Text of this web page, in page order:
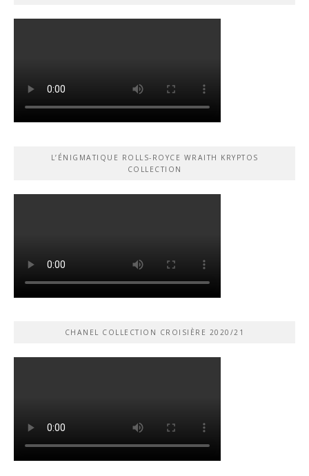
L’ÉNIGMATIQUE ROLLS-ROYCE WRAITH KRYPTOS
COLLECTION
CHANEL COLLECTION CROISIÈRE 2020/21